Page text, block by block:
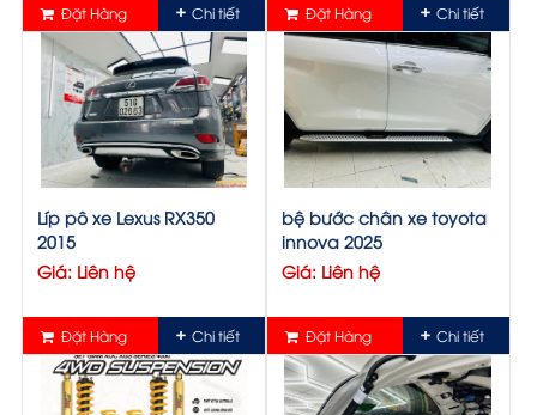
Đặt Hàng Chi tiết Đặt Hàng Chi tiết
Líp pô xe Lexus RX350
2015
Giá: Liên hệ
Đặt Hàng Chi tiết
bệ bước chân xe toyota
innova 2025
Giá: Liên hệ
Đặt Hàng Chi tiết